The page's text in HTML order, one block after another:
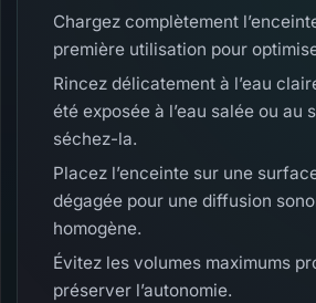
Chargez complètement
première utilisation pour
Rincez délicatement à l’eau
été exposée à l’eau salée ou au
séchez-la.
Placez l’enceinte sur une
dégagée pour une diffusion
homogène.
Évitez les volumes maximums
préserver l’autonomie.